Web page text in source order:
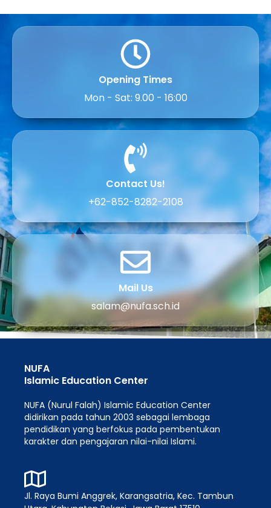
Opening Times
Mon - Sat: 9.00 - 16:00
Contact Us!
+62-852-8282-2108
Mail Us
salam@nufa.sch.id
NUFA
Islamic Education Center
NUFA (Nurul Falah) Islamic Education Center
didirikan pada tahun 2003 sebagai lembaga
pendidikan yang berfokus pada pembentukan
karakter dan pengajaran nilai-nilai Islami.
Jl. Raya Bumi Anggrek, Karangsatria, Kec. Tambun